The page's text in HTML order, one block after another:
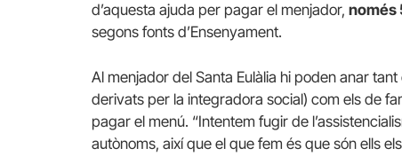
d’aquesta ajuda per pagar el menjador, només
segons fonts d’Ensenyament.
Al menjador del Santa Eulàlia hi poden anar
derivats per la integradora social) com els de
pagar el menú. “Intentem fugir de
autònoms, així que el que fem és que són ells